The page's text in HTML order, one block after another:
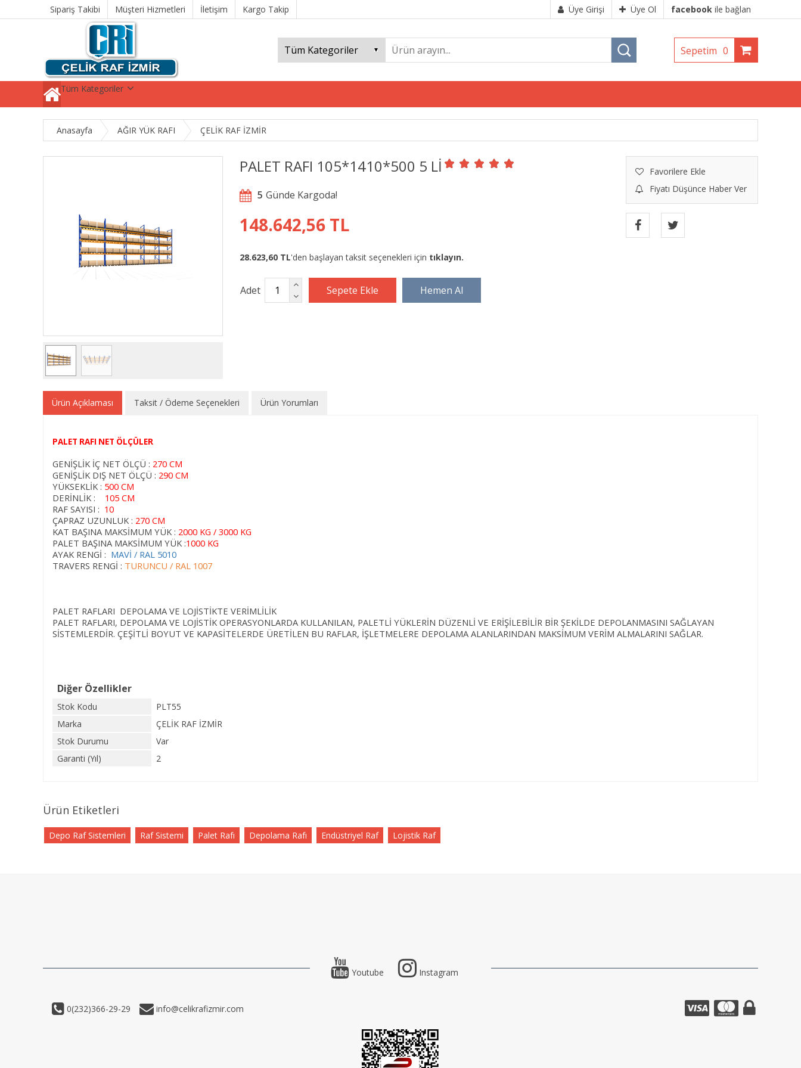
Sipariş Takibi Müşteri Hizmetleri İletişim Kargo Takip Üye Girişi Üye Ol facebook ile bağlan
Sepetim 0
Tüm Kategoriler
Anasayfa AĞIR YÜK RAFI ÇELİK RAF İZMİR
PALET RAFI 105*1410*500 5 Lİ
Favorilere Ekle
Fiyatı Düşünce Haber Ver
5
148.642,56 TL
28.623,60 TL'den başlayan taksit seçenekleri için tıklayın.
Adet
Ürün Açıklaması Taksit / Ödeme Seçenekleri Ürün Yorumları
PALET RAFI NET ÖLÇÜLER
GENİŞLİK İÇ NET ÖLÇÜ : 270 CM
GENİŞLİK DIŞ NET ÖLÇÜ : 290 CM
YÜKSEKLİK : 500 CM
DERİNLİK : 105 CM
RAF SAYISI : 10
ÇAPRAZ UZUNLUK : 270 CM
KAT BAŞINA MAKSİMUM YÜK : 2000 KG / 3000 KG
PALET BAŞINA MAKSİMUM YÜK :1000 KG
AYAK RENGİ : MAVİ / RAL 5010
TRAVERS RENGİ : TURUNCU / RAL 1007
PALET RAFLARI DEPOLAMA VE LOJİSTİKTE VERİMLİLİK
PALET RAFLARI, DEPOLAMA VE LOJİSTİK OPERASYONLARDA KULLANILAN, PALETLİ YÜKLERİN DÜZENLİ VE ERİŞİLEBİLİR BİR ŞEKİLDE DEPOLANMASINI SAĞLAYAN
SİSTEMLERDİR. ÇEŞİTLİ BOYUT VE KAPASİTELERDE ÜRETİLEN BU RAFLAR, İŞLETMELERE DEPOLAMA ALANLARINDAN MAKSİMUM VERİM ALMALARINI SAĞLAR.
Diğer Özellikler
Stok Kodu
PLT55
Marka
ÇELİK RAF İZMİR
Stok Durumu
Var
Garanti (Yıl)
2
Ürün Etiketleri
Depo Raf Sistemleri Raf Sistemi Palet Rafı Depolama Rafı Endüstriyel Raf Lojistik Raf
Youtube Instagram
0(232)366-29-29 info@celikrafizmir.com